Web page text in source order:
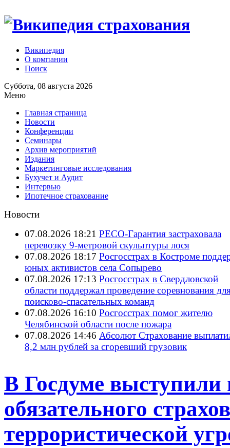
Википедия
О компании
Поиск
Суббота, 08 августа 2026
Меню
Главная страница
Новости
Конференции
Семинары
Архив мероприятий
Издания
Маркетинговые исследования
Бухучет и Аудит
Интервью
Ипотечное страхование
Новости
07.08.2026 18:21 РЕСО-Гарантия застраховала
перевозку 9-метровой скульптуры лося
07.08.2026 18:17 Росгосстрах в Костроме
юных активистов села Сопырево
07.08.2026 17:13 Росгосстрах в Свердловской
области поддержал проведение соревнования
поисково‑спасательных команд
07.08.2026 16:10 Росгосстрах помог жителю
Челябинской области после пожара
07.08.2026 14:46 Абсолют Страхование
8,2 млн рублей за сгоревший грузовик
В Госдуме выступили
обязательного
террористической